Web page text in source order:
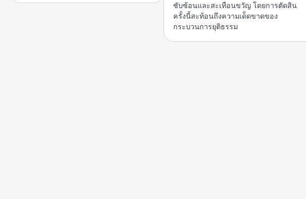
ซับซ้อนและสะเทือนขวัญ โดยการตัดสิน
ครั้งนี้สะท้อนถึงความเด็ดขาดของ
กระบวนการยุติธรรม